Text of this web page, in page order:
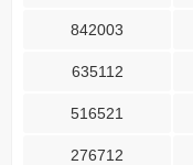
842003
635112
516521
276712